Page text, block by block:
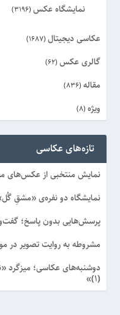
نمایشگاه عکس (3196)
عکاسی دیجیتال (1687)
گالری عکس (62)
مقاله (836)
ویژه (8)
تازه‌های عکاسی
نمایش منتخبی از عکس‌های
نمایشگاه دو نفره‌ی «مشقِ
پرسش‌هایی بدون پاسخ؛
مشروطه به روایت تصویر در
دوشنبه‌های عکاسی؛ میزگرد
(۱)»